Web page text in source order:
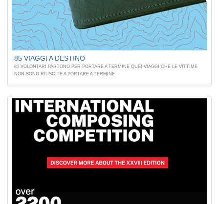
85 VIAGGI A DESTINO
85 VOLONTARI PARTONO PER PORTARE A TERMINE QUEI VIAGGI CHE LE VITTIME
NON SONO RIUSCITE A PORTARE A TERMINE.